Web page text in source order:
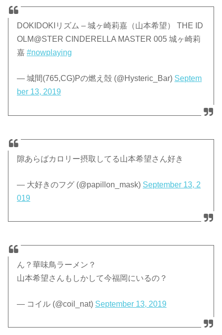
DOKIDOKIリズム – 城ヶ崎莉嘉（山本希望） THE ID
OLM@STER CINDERELLA MASTER 005 城ヶ崎莉
嘉#nowplaying
— 城間(765,CG)Pの燃え殻 (@Hysteric_Bar) Septem
ber 13, 2019
隙あらばカロリー摂取してる山本希望さん好き
— 大好きのフグ (@papillon_mask) September 13, 2
019
ん？華味鳥ラーメン？
山本希望さんもしかして今福岡にいるの？
— コイル (@coil_nat) September 13, 2019